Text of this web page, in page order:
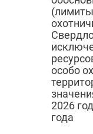
особо
2026
года